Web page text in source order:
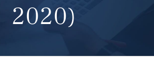
2020)